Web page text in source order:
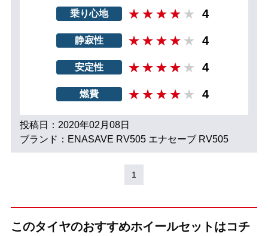
乗り心地 4
静寂性 4
安定性 4
燃費 4
投稿日：2020年02月08日
ブランド：ENASAVE RV505 エナセーブ RV505
1
このタイヤのおすすめホイールセットはコチ